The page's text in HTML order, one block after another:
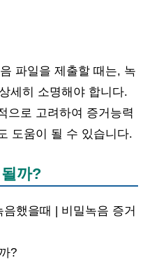
파일을 제출할 때는, 녹
세히 소명해야 합니다.
으로 고려하여 증거능력
도움이 될 수 있습니다.
까?
했을때 | 비밀녹음 증거
?